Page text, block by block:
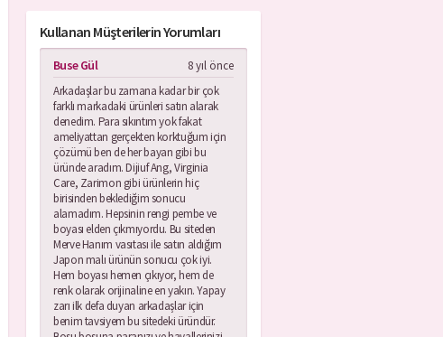
Kullanan Müşterilerin Yorumları
Buse Gül
8 yıl önce
Arkadaşlar bu zamana kadar bir çok
farklı markadaki ürünleri satın alarak
denedim. Para sıkıntım yok fakat
ameliyattan gerçekten korktuğum için
çözümü ben de her bayan gibi bu
üründe aradım. Dijiuf Ang, Virginia
Care, Zarimon gibi ürünlerin hiç
birisinden beklediğim sonucu
alamadım. Hepsinin rengi pembe ve
boyası elden çıkmıyordu. Bu siteden
Merve Hanım vasıtası ile satın aldığım
Japon malı ürünün sonucu çok iyi.
Hem boyası hemen çıkıyor, hem de
renk olarak orijinaline en yakın. Yapay
zarı ilk defa duyan arkadaşlar için
benim tavsiyem bu sitedeki üründür.